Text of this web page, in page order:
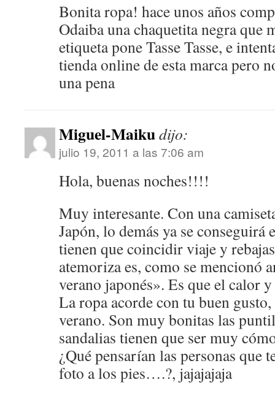
Bonita ropa! hace unos años
Odaiba una chaquetita negra que
etiqueta pone Tasse Tasse, e
tienda online de esta marca pero
una pena
Miguel-Maikudijo:
julio 19, 2011 a las 7:06 am
Hola, buenas noches!!!!
Muy interesante. Con una
Japón, lo demás ya se conseguirá
tienen que coincidir viaje y
atemoriza es, como se mencionó
verano japonés». Es que el calor
La ropa acorde con tu buen
verano. Son muy bonitas las
sandalias tienen que ser muy
¿Qué pensarían las personas que
foto a los pies….?, jajajajaja